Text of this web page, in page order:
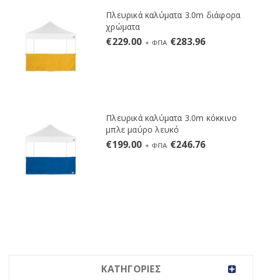
ΚΑΤΗΓΟΡΙΕΣ
Πλευρικά καλύματα 3.0m διάφορα
χρώματα
€229.00 + ΦΠΑ €283.96
Πλευρικά καλύματα 3.0m κόκκινο
μπλε μαύρο λευκό
€199.00 + ΦΠΑ €246.76